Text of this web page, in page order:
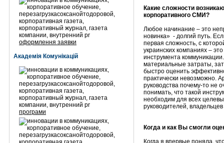
оформлення заявки
Академія Комунікацій
програми
Какие сложности
корпоративного СМИ?
Любое начинание – это
новинка» - долгий путь.
первая сложность, с
украинских компаниях –
инструмента
материальные затраты,
быстро оценить
практически невозможно.
руководства почему-то не
понимать, что такой
необходим для всех
руководителей,
Когда и как Вы смогли
Когда я впервые поняла,